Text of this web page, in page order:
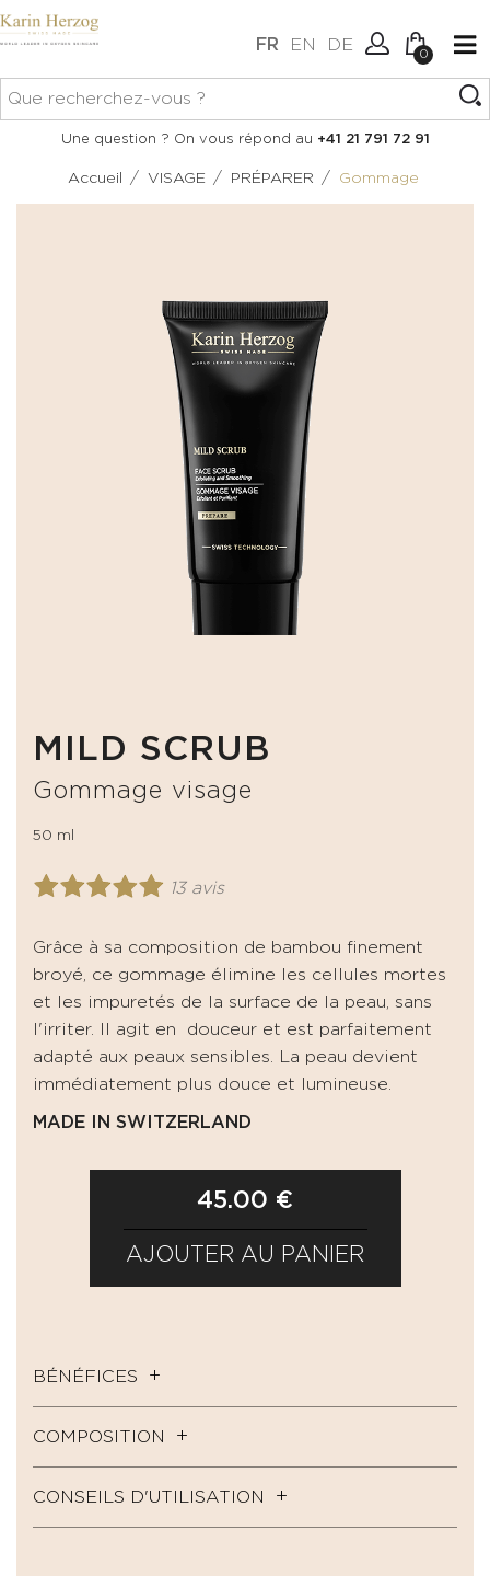
FR EN DE
Connexion
0
Aucun article dans votre
panier.
Une question ? On vous répond au +41 21 791 72 91
Accueil / VISAGE / PRÉPARER / Gommage
MILD SCRUB
Gommage visage
50 ml
13 avis
Grâce à sa composition de bambou finement
broyé, ce gommage élimine les cellules mortes
et les impuretés de la surface de la peau, sans
l'irriter. Il agit en douceur et est parfaitement
adapté aux peaux sensibles. La peau devient
immédiatement plus douce et lumineuse.
MADE IN SWITZERLAND
45.00 €
AJOUTER AU PANIER
BÉNÉFICES
COMPOSITION
CONSEILS D'UTILISATION